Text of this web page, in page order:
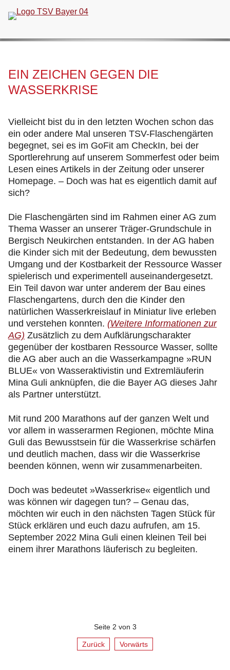
überspringen
EIN ZEICHEN GEGEN DIE
WASSERKRISE
Vielleicht bist du in den letzten Wochen schon das
ein oder andere Mal unseren TSV-Flaschengärten
begegnet, sei es im GoFit am CheckIn, bei der
Sportlerehrung auf unserem Sommerfest oder beim
Lesen eines Artikels in der Zeitung oder unserer
Homepage. – Doch was hat es eigentlich damit auf
sich?
Die Flaschengärten sind im Rahmen einer AG zum
Thema Wasser an unserer Träger-Grundschule in
Bergisch Neukirchen entstanden. In der AG haben
die Kinder sich mit der Bedeutung, dem bewussten
Umgang und der Kostbarkeit der Ressource Wasser
spielerisch und experimentell auseinandergesetzt.
Ein Teil davon war unter anderem der Bau eines
Flaschengartens, durch den die Kinder den
natürlichen Wasserkreislauf in Miniatur live erleben
und verstehen konnten. (Weitere Informationen zur
AG) Zusätzlich zu dem Aufklärungscharakter
gegenüber der kostbaren Ressource Wasser, sollte
die AG aber auch an die Wasserkampagne »RUN
BLUE« von Wasseraktivistin und Extremläuferin
Mina Guli anknüpfen, die die Bayer AG dieses Jahr
als Partner unterstützt.
Mit rund 200 Marathons auf der ganzen Welt und
vor allem in wasserarmen Regionen, möchte Mina
Guli das Bewusstsein für die Wasserkrise schärfen
und deutlich machen, dass wir die Wasserkrise
beenden können, wenn wir zusammenarbeiten.
Doch was bedeutet »Wasserkrise« eigentlich und
was können wir dagegen tun? – Genau das,
möchten wir euch in den nächsten Tagen Stück für
Stück erklären und euch dazu aufrufen, am 15.
September 2022 Mina Guli einen kleinen Teil bei
einem ihrer Marathons läuferisch zu begleiten.
Seite 2 von 3
Zurück Vorwärts